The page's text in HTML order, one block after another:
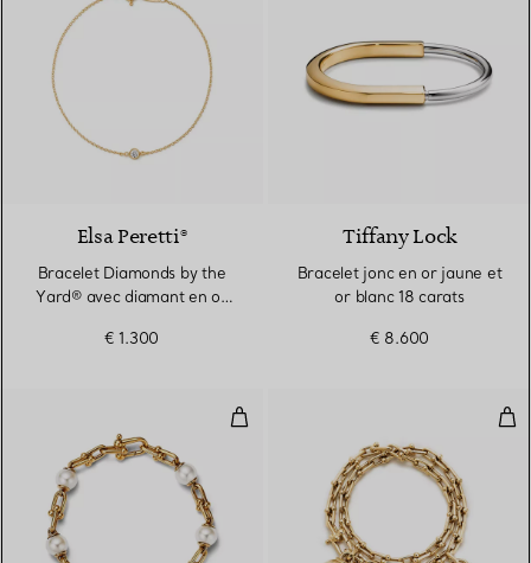
Elsa Peretti®
Bracelet Diamonds by the
Yard® avec diamant en or
€ 1.300
Tiffany Lock
Bracelet jonc en or jaune et
or blanc 18 carats
€ 8.600
Bracelet à maillons en or jaune